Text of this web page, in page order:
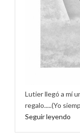
Lutier llegó a mí
regalo.....(Yo
Seguir leyendo